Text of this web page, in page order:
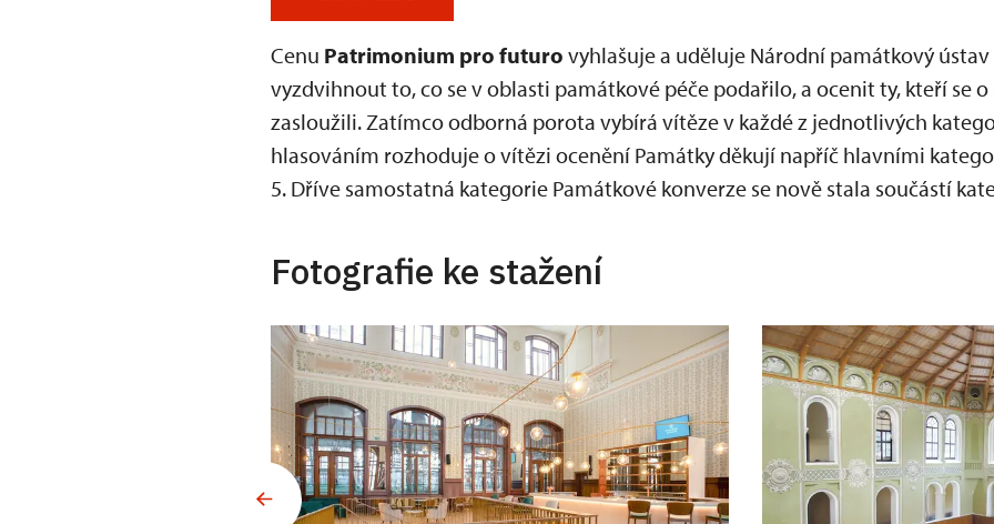
Cenu Patrimonium pro futuro vyhlašuje a uděluje Národní památkový ústav
vyzdvihnout to, co se v oblasti památkové péče podařilo, a ocenit ty, kteří se
zasloužili. Zatímco odborná porota vybírá vítěze v každé z jednotlivých
hlasováním rozhoduje o vítězi ocenění Památky děkují napříč hlavními
5. Dříve samostatná kategorie Památkové konverze se nově stala součástí
Fotografie ke stažení